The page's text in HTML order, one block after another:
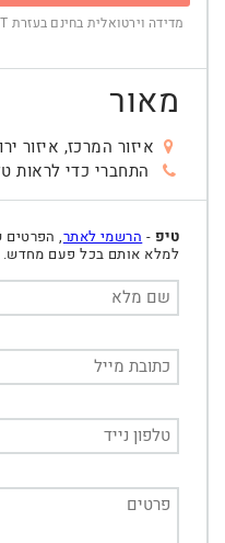
מדידה וירטואלית בחינם בעזרת ChatGPT או Gemini — בלי לצאת מהבית
מאור
איזור המרכז, איזור
התחברי כדי לראות
טיפ - הרשמי לאתר, הפרטים
למלא אותם בכל פעם מחדש.